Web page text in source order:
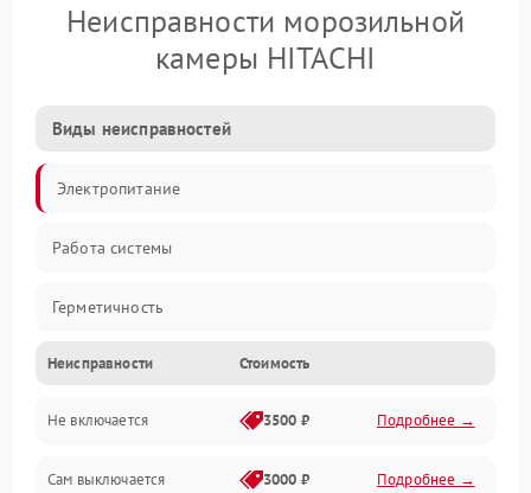
Неисправности морозильной
камеры HITACHI
Виды неисправностей
Электропитание
Работа системы
Герметичность
Механика
Неисправности Стоимость
Не включается 3500 ₽ Подробнее →
Сам выключается 3000 ₽ Подробнее →